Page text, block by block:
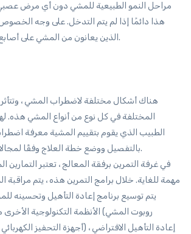
مراحل النمو الطبيعية للمشي دون أي مرض
هذا دائمًا إذا لم يتم التدخل. على وجه الخصوص
الذين يعانون من المشي على أصابع القدم بشكل صحيح.
هناك أشكال مختلفة لاضطراب المشي ،
المختلفة في كل نوع من أنواع المشي هذه.
الطبيب الذي يقوم بتقييم المشية معرفة
بالتفصيل ووضع خطة العلاج وفقًا لمجالات المشكلة الرئيسية.
في غرفة التمرين برفقة المعالج ، تعتبر
مهمة للغاية. خلال برامج التمرين هذه ، يتم مراقبة
يتم توسيع برنامج إعادة التأهيل وتحسينه
الأنظمة التكنولوجية الأخرى مثل